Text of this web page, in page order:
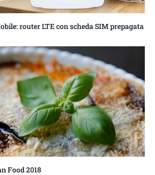
router LTE con scheda SIM prepagata
Food 2018